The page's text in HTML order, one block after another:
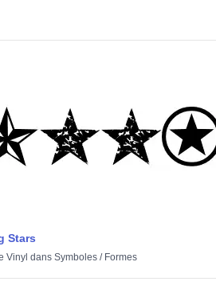
Stars
Vinyl dans Symboles/ Formes